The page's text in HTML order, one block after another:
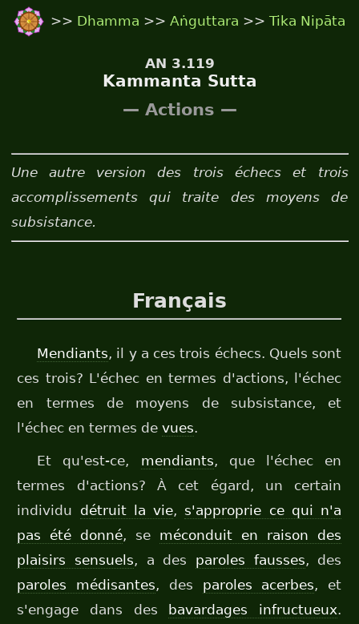
>> Dhamma >> Aṅguttara >> Tika Nipāta
AN 3.119
Kammanta Sutta
— Actions —
Une autre version des trois échecs et trois
accomplissements qui traite des moyens de
subsistance.
Français
Mendiants, il y a ces trois échecs. Quels sont
ces trois? L'échec en termes d'actions, l'échec
en termes de moyens de subsistance, et
l'échec en termes devues.
Et qu'est-ce, mendiants, que l'échec en
termes d'actions? À cet égard, un certain
individu détruit la vie, s'approprie ce qui n'a
pas été donné, se méconduit en raison des
plaisirs sensuels, a des paroles fausses, des
paroles médisantes, des paroles acerbes, et
s'engage dans des
bavardages infructueux.